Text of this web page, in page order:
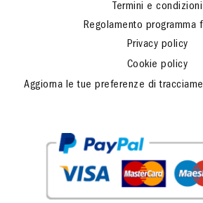
Termini e condizioni
Regolamento programma
Privacy policy
Cookie policy
Aggiorna le tue preferenze di